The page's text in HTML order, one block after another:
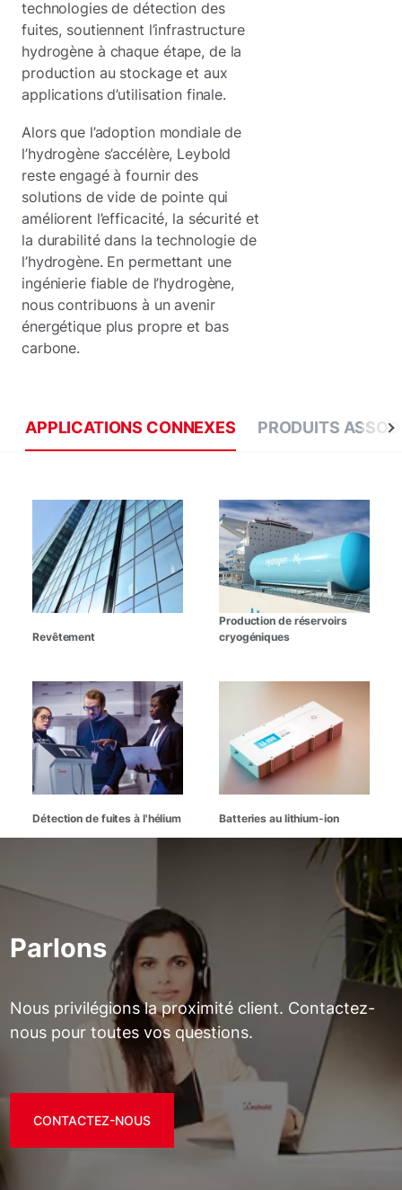
technologies de détection des
fuites, soutiennent l’infrastructure
hydrogène à chaque étape, de la
production au stockage et aux
applications d’utilisation finale.
Alors que l’adoption mondiale de
l’hydrogène s’accélère, Leybold
reste engagé à fournir des
solutions de vide de pointe qui
améliorent l’efficacité, la sécurité et
la durabilité dans la technologie de
l’hydrogène. En permettant une
ingénierie fiable de l’hydrogène,
nous contribuons à un avenir
énergétique plus propre et bas
carbone.
APPLICATIONS CONNEXES PRODUITS
Revêtement
Production de réservoirs
cryogéniques
Détection de fuites à l'hélium Batteries au lithium-ion
Parlons
Nous privilégions la proximité client. Contactez-
nous pour toutes vos questions.
CONTACTEZ-NOUS